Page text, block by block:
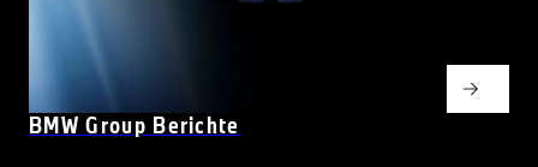
BMW Group Berichte